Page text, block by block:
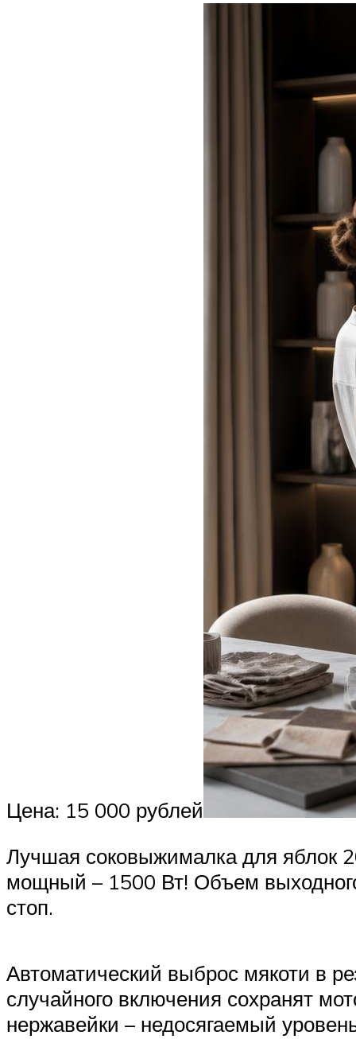
Цена: 15 000 рублей
Лучшая соковыжималка для яблок
мощный – 1500 Вт! Объем
стоп.
Автоматический выброс мякоти в
случайного включения сохранят
нержавейки – недосягаемый